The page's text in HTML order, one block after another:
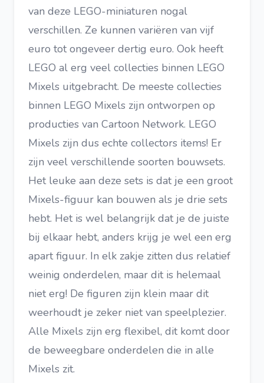
van deze LEGO-miniaturen nogal
verschillen. Ze kunnen variëren van vijf
euro tot ongeveer dertig euro. Ook heeft
LEGO al erg veel collecties binnen LEGO
Mixels uitgebracht. De meeste collecties
binnen LEGO Mixels zijn ontworpen op
producties van Cartoon Network. LEGO
Mixels zijn dus echte collectors items! Er
zijn veel verschillende soorten bouwsets.
Het leuke aan deze sets is dat je een groot
Mixels-figuur kan bouwen als je drie sets
hebt. Het is wel belangrijk dat je de juiste
bij elkaar hebt, anders krijg je wel een erg
apart figuur. In elk zakje zitten dus relatief
weinig onderdelen, maar dit is helemaal
niet erg! De figuren zijn klein maar dit
weerhoudt je zeker niet van speelplezier.
Alle Mixels zijn erg flexibel, dit komt door
de beweegbare onderdelen die in alle
Mixels zit.